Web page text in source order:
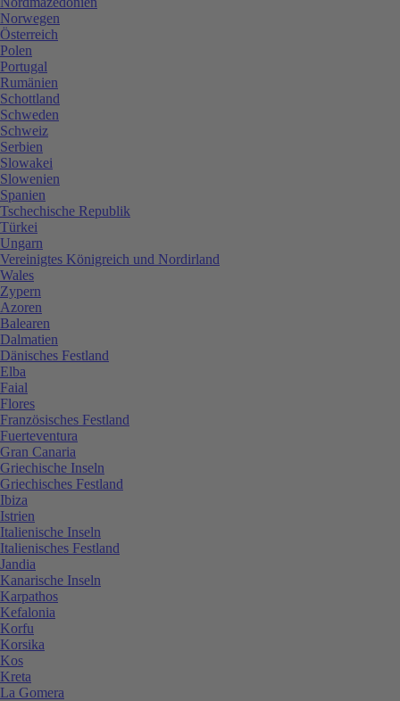
Norwegen
Österreich
Polen
Portugal
Rumänien
Schottland
Schweden
Schweiz
Serbien
Slowakei
Slowenien
Spanien
Tschechische Republik
Türkei
Ungarn
Vereinigtes Königreich und Nordirland
Wales
Zypern
Azoren
Balearen
Dalmatien
Dänisches Festland
Elba
Faial
Flores
Französisches Festland
Fuerteventura
Gran Canaria
Griechische Inseln
Griechisches Festland
Ibiza
Istrien
Italienische Inseln
Italienisches Festland
Jandia
Kanarische Inseln
Karpathos
Kefalonia
Korfu
Korsika
Kos
Kreta
La Gomera